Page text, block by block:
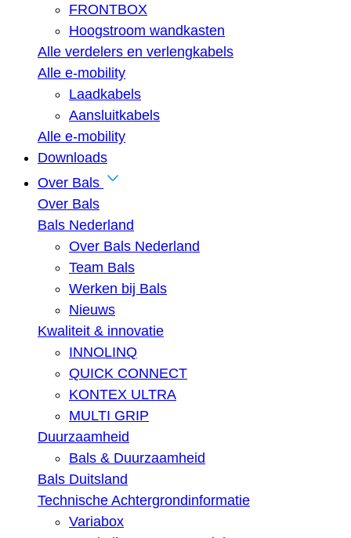
FRONTBOX
Hoogstroom wandkasten
Alle verdelers en verlengkabels
Alle e-mobility
Laadkabels
Aansluitkabels
Alle e-mobility
Downloads
Over Bals
Over Bals
Bals Nederland
Over Bals Nederland
Team Bals
Werken bij Bals
Nieuws
Kwaliteit & innovatie
INNOLINQ
QUICK CONNECT
KONTEX ULTRA
MULTI GRIP
Duurzaamheid
Bals & Duurzaamheid
Bals Duitsland
Technische Achtergrondinformatie
Variabox